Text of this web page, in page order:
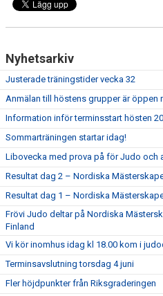
Nyhetsarkiv
Justerade träningstider vecka 32
Anmälan till höstens grupper är öppen
Information inför terminsstart hösten
Sommarträningen startar idag!
Libovecka med prova på för Judo och
Resultat dag 2 – Nordiska
Resultat dag 1 – Nordiska
Frövi Judo deltar på Nordiska
Finland
Vi kör inomhus idag kl 18.00 kom i
Terminsavslutning torsdag 4 juni
Fler höjdpunkter från Riksgraderingen